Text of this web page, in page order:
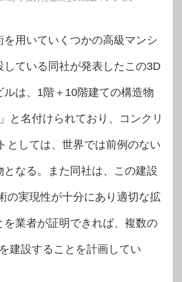
を用いていくつかの高級マンシ
している同社が発表したこの3D
ルは、1階＋10階建ての構造物
と名付けられており、コンクリ
としては、世界では前例のない
となる。また同社は、この建設
の実現性が十分にあり適切な拡
を業者が証明できれば、複数の
建設することを計画してい